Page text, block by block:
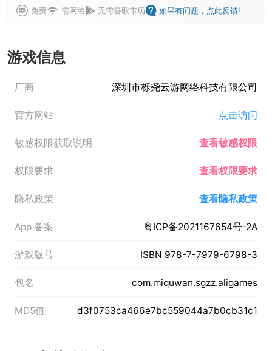
免费 需网络 无需谷歌市场 如果有问题，点此反馈!
游戏信息
厂商 深圳市栎尧云游网络科技有限公司
官方网站 点击访问
敏感权限获取说明 查看敏感权限
权限要求 查看权限要求
隐私政策 查看隐私政策
App 备案 粤ICP备2021167654号-2A
游戏版号 ISBN 978-7-7979-6798-3
包名 com.miquwan.sgzz.aligames
MD5值 d3f0753ca466e7bc559044a7b0cb31c1